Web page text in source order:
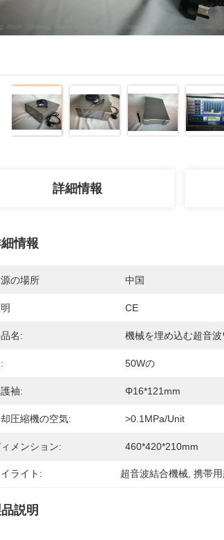
詳細情報
情報
の場所 中国
CE
名: 機械を埋め込む超音波
50Wの
袖: Φ16*121mm
圧縮機の空気: >0.1MPa/unit
メンション: 460*420*210mm
ライト: 超音波結合機械 , 携帯
説明